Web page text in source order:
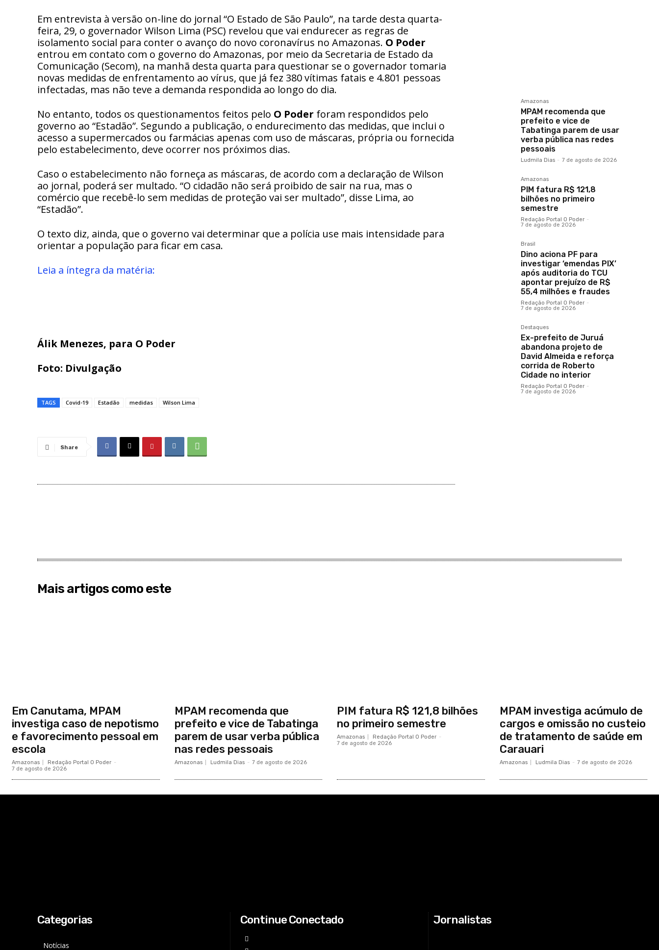
Em entrevista à versão on-line do jornal “O Estado de São Paulo”, na tarde desta quarta-
feira, 29, o governador Wilson Lima (PSC) revelou que vai endurecer as regras de
isolamento social para conter o avanço do novo coronavírus no Amazonas. O Poder
entrou em contato com o governo do Amazonas, por meio da Secretaria de Estado da
Comunicação (Secom), na manhã desta quarta para questionar se o governador tomaria
novas medidas de enfrentamento ao vírus, que já fez 380 vítimas fatais e 4.801 pessoas
infectadas, mas não teve a demanda respondida ao longo do dia.
No entanto, todos os questionamentos feitos pelo O Poder foram respondidos pelo
governo ao “Estadão”. Segundo a publicação, o endurecimento das medidas, que inclui o
acesso a supermercados ou farmácias apenas com uso de máscaras, própria ou fornecida
pelo estabelecimento, deve ocorrer nos próximos dias.
Caso o estabelecimento não forneça as máscaras, de acordo com a declaração de Wilson
ao jornal, poderá ser multado. “O cidadão não será proibido de sair na rua, mas o
comércio que recebê-lo sem medidas de proteção vai ser multado”, disse Lima, ao
“Estadão”.
O texto diz, ainda, que o governo vai determinar que a polícia use mais intensidade para
orientar a população para ficar em casa.
Leia a íntegra da matéria:
Álik Menezes, para O Poder
Foto: Divulgação
TAGS Covid-19 Estadão medidas Wilson Lima
Share
Amazonas
MPAM recomenda que
prefeito e vice de
Tabatinga parem de usar
verba pública nas redes
pessoais
Ludmila Dias - 7 de agosto de 2026
Amazonas
PIM fatura R$ 121,8
bilhões no primeiro
semestre
Redação Portal O Poder -
7 de agosto de 2026
Brasil
Dino aciona PF para
investigar ‘emendas PIX’
após auditoria do TCU
apontar prejuízo de R$
55,4 milhões e fraudes
Redação Portal O Poder -
7 de agosto de 2026
Destaques
Ex-prefeito de Juruá
abandona projeto de
David Almeida e reforça
corrida de Roberto
Cidade no interior
Redação Portal O Poder -
7 de agosto de 2026
Mais artigos como este
Em Canutama, MPAM
investiga caso de nepotismo
e favorecimento pessoal em
escola
Amazonas Redação Portal O Poder -
7 de agosto de 2026
MPAM recomenda que
prefeito e vice de Tabatinga
parem de usar verba pública
nas redes pessoais
Amazonas Ludmila Dias - 7 de agosto de 2026
PIM fatura R$ 121,8 bilhões
no primeiro semestre
Amazonas Redação Portal O Poder -
7 de agosto de 2026
MPAM investiga acúmulo de
cargos e omissão no custeio
de tratamento de saúde em
Carauari
Amazonas Ludmila Dias - 7 de agosto de 2026
Categorias
Notícias
Continue Conectado Jornalistas